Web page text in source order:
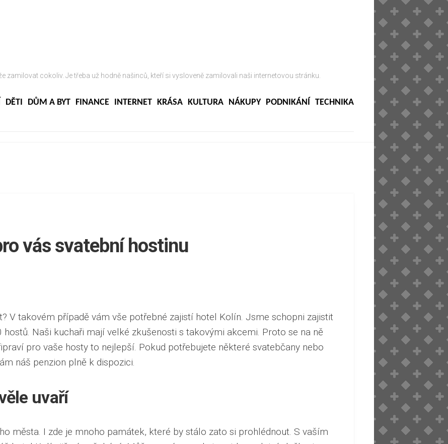
zamilovat cokoliv. Je třeba už hodně našinců, kteří si vysloveně zamilovali naši internetovou stránku.
DĚTI DŮM A BYT FINANCE INTERNET KRÁSA KULTURA NÁKUPY PODNIKÁNÍ TECHNIKA
vás svatební hostinu
V takovém případě vám vše potřebné zajistí hotel Kolín. Jsme schopni zajistit
Naši kuchaři mají velké zkušenosti s takovými akcemi. Proto se na ně
pro vaše hosty to nejlepší. Pokud potřebujete některé svatebčany nebo
náš penzion plně k dispozici.
uvaří
města. I zde je mnoho památek, které by stálo zato si prohlédnout. S vaším